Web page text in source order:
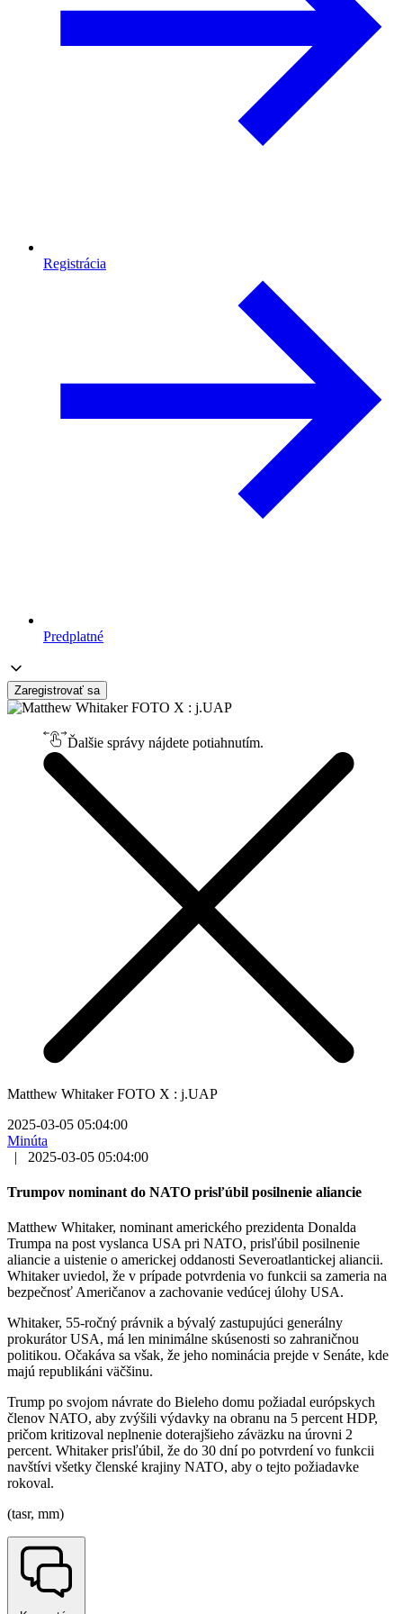
Registrácia
Predplatné
Zaregistrovať sa
Ďalšie správy nájdete potiahnutím.
Matthew Whitaker FOTO X : j.UAP
2025-03-05 05:04:00
Minúta
|
2025-03-05 05:04:00
Trumpov nominant do NATO prisľúbil posilnenie aliancie
Matthew Whitaker, nominant amerického prezidenta Donalda
Trumpa na post vyslanca USA pri NATO, prisľúbil posilnenie
aliancie a uistenie o americkej oddanosti Severoatlantickej aliancii.
Whitaker uviedol, že v prípade potvrdenia vo funkcii sa zameria na
bezpečnosť Američanov a zachovanie vedúcej úlohy USA.
Whitaker, 55-ročný právnik a bývalý zastupujúci generálny
prokurátor USA, má len minimálne skúsenosti so zahraničnou
politikou. Očakáva sa však, že jeho nominácia prejde v Senáte, kde
majú republikáni väčšinu.
Trump po svojom návrate do Bieleho domu požiadal európskych
členov NATO, aby zvýšili výdavky na obranu na 5 percent HDP,
pričom kritizoval neplnenie doterajšieho záväzku na úrovni 2
percent. Whitaker prisľúbil, že do 30 dní po potvrdení vo funkcii
navštívi všetky členské krajiny NATO, aby o tejto požiadavke
rokoval.
(tasr, mm)